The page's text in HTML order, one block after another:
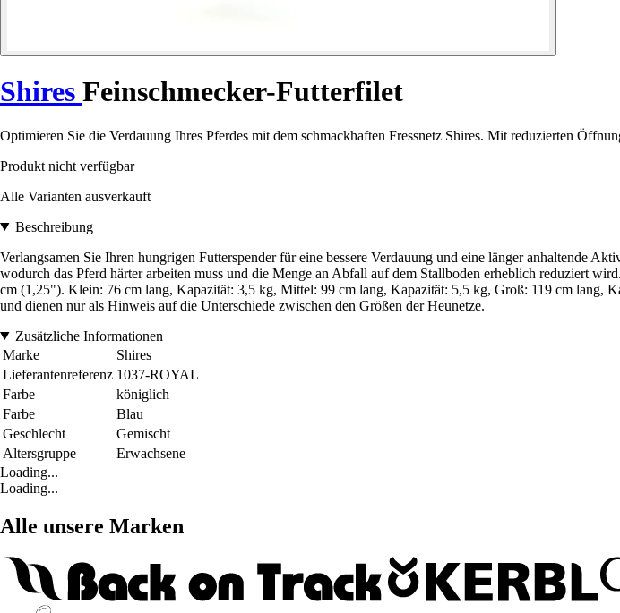
Shires Feinschmecker-Futterfilet
Optimieren Sie die Verdauung Ihres Pferdes mit dem schmackhaften Fressnetz Shires. Mit reduzierten
Produkt nicht verfügbar
Alle Varianten ausverkauft
Beschreibung
Verlangsamen Sie Ihren hungrigen Futterspender für eine bessere Verdauung und eine länger anhaltende
wodurch das Pferd härter arbeiten muss und die Menge an Abfall auf dem Stallboden erheblich reduziert
cm (1,25"). Klein: 76 cm lang, Kapazität: 3,5 kg, Mittel: 99 cm lang, Kapazität: 5,5 kg, Groß: 119 cm lang,
und dienen nur als Hinweis auf die Unterschiede zwischen den Größen der Heunetze.
Zusätzliche Informationen
Marke
Shires
Lieferantenreferenz 1037-ROYAL
Farbe
königlich
Farbe
Blau
Geschlecht
Gemischt
Altersgruppe
Erwachsene
Loading...
Loading...
Alle unsere Marken